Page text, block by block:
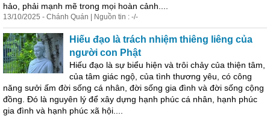
hảo, phải mạnh mẽ trong mọi hoàn cảnh....
13/10/2025 - Chánh Quán | Nguồn tin : -/-
Hiếu đạo là trách nhiệm thiêng liêng của
người con Phật
Hiếu đạo là sự biểu hiện và trôi chảy của thiện tâm,
của tâm giác ngộ, của tình thương yêu, có công
năng sưởi ấm đời sống cá nhân, đời sống gia đình và đời sống cộng
đồng. Đó là nguyên lý để xây dựng hạnh phúc cá nhân, hạnh phúc
gia đình và hạnh phúc xã hội....